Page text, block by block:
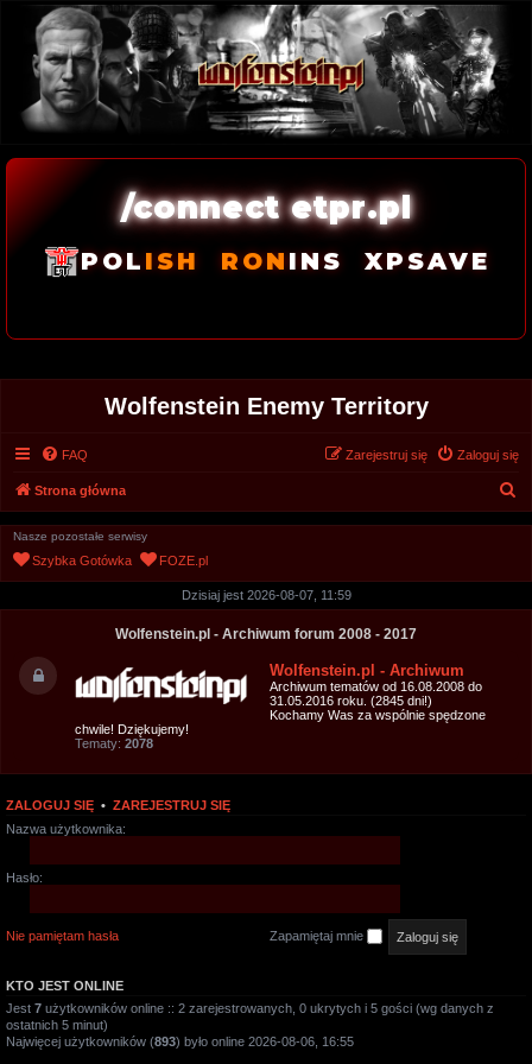
/connect etpr.pl
POL ISH RONINS XPSAVE
Wolfenstein Enemy Territory
FAQ Zaloguj się
Zarejestruj się
Strona główna
Nasze pozostałe serwisy
Szybka Gotówka FOZE.pl
Dzisiaj jest 2026-08-07, 11:59
Wolfenstein.pl - Archiwum forum 2008 - 2017
Wolfenstein.pl - Archiwum
Archiwum tematów od 16.08.2008 do
31.05.2016 roku. (2845 dni!)
Kochamy Was za wspólnie spędzone
chwile! Dziękujemy!
Tematy: 2078
ZALOGUJ SIĘ • ZAREJESTRUJ SIĘ
Nazwa użytkownika:
Hasło:
Nie pamiętam hasła Zapamiętaj mnie
KTO JEST ONLINE
Jest 7 użytkowników online :: 2 zarejestrowanych, 0 ukrytych i 5 gości (wg danych z
ostatnich 5 minut)
Najwięcej użytkowników (893) było online 2026-08-06, 16:55